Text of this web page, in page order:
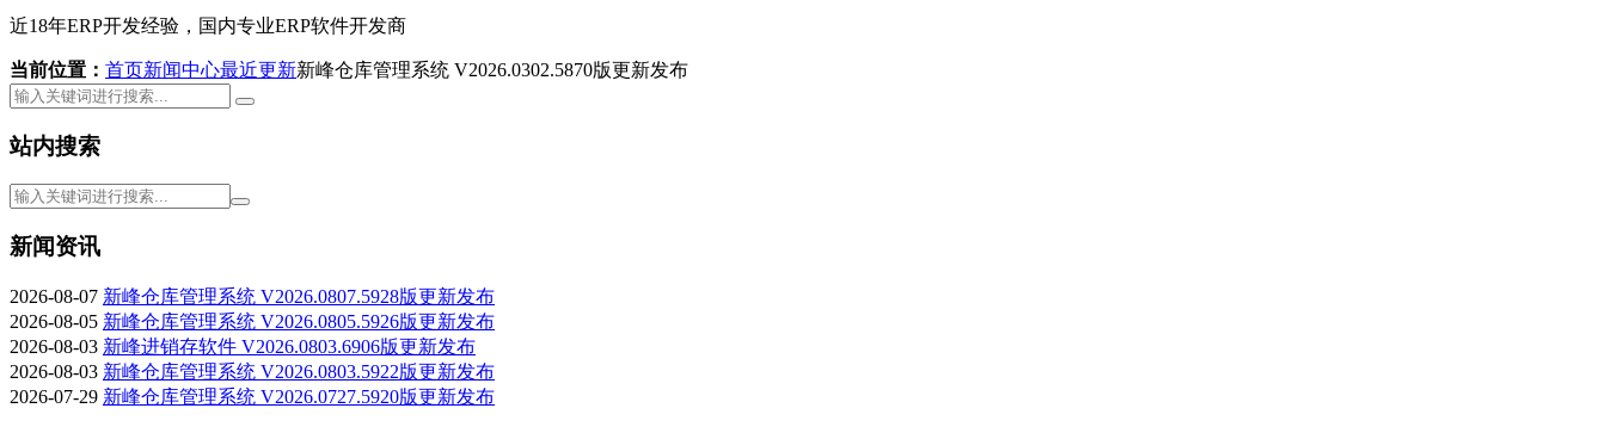
近18年ERP开发经验，国内专业ERP软件开发商
当前位置： 首页新闻中心最近更新新峰仓库管理系统 V2026.0302.5870版更新发布
站内搜索
新闻资讯
2026-08-07 新峰仓库管理系统 V2026.0807.5928版更新发布
2026-08-05 新峰仓库管理系统 V2026.0805.5926版更新发布
2026-08-03 新峰进销存软件 V2026.0803.6906版更新发布
2026-08-03 新峰仓库管理系统 V2026.0803.5922版更新发布
2026-07-29 新峰仓库管理系统 V2026.0727.5920版更新发布